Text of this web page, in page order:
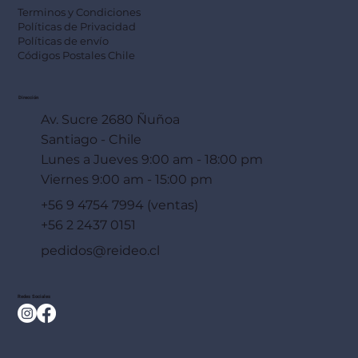
Terminos y Condiciones
Políticas de Privacidad
Políticas de envío
Códigos Postales Chile
Dirección
Av. Sucre 2680 Ñuñoa
Santiago - Chile
Lunes a Jueves 9:00 am - 18:00 pm
Viernes 9:00 am - 15:00 pm
+56 9 4754 7994 (ventas)
+56 2 2437 0151
pedidos@reideo.cl
Redes Sociales